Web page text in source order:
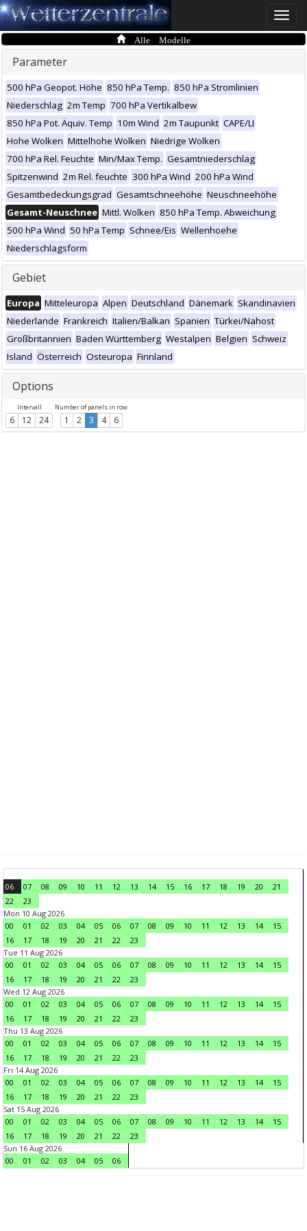
Toggle
Alle Modelle
Parameter
500 hPa Geopot. Höhe 850 hPa Temp. 850 hPa Stromlinien
Niederschlag 2m Temp 700 hPa Vertikalbew
850 hPa Pot. Äquiv. Temp 10m Wind 2m Taupunkt CAPE/LI
Hohe Wolken Mittelhohe Wolken Niedrige Wolken
700 hPa Rel. Feuchte Min/Max Temp. Gesamtniederschlag
Spitzenwind 2m Rel. feuchte 300 hPa Wind 200 hPa Wind
Gesamtbedeckungsgrad Gesamtschneehöhe Neuschneehöhe
Gesamt-Neuschnee Mittl. Wolken 850 hPa Temp. Abweichung
500 hPa Wind 50 hPa Temp Schnee/Eis Wellenhoehe
Niederschlagsform
Gebiet
Europa Mitteleuropa Alpen Deutschland Dänemark Skandinavien
Niederlande Frankreich Italien/Balkan Spanien Türkei/Nahost
Großbritannien Baden Württemberg Westalpen Belgien Schweiz
Island Österreich Osteuropa Finnland
Options
Intervall
6 12 24
Number of panels in row
1 2 3 4 6
06 07 08 09 10 11 12 13 14 15 16 17 18 19 20
21
22
23
Mon 10 Aug 2026
00
01 02 03 04 05 06 07 08 09 10 11 12 13 14
15
16
17 18 19 20 21 22
23
Tue 11 Aug 2026
00
01 02 03 04 05 06 07 08 09 10 11 12 13 14
15
16
17 18 19 20 21 22
23
Wed 12 Aug 2026
00
01 02 03 04 05 06 07 08 09 10 11 12 13 14
15
16
17 18 19 20 21 22
23
Thu 13 Aug 2026
00
01 02 03 04 05 06 07 08 09 10 11 12 13 14
15
16
17 18 19 20 21 22
23
Fri 14 Aug 2026
00
01 02 03 04 05 06 07 08 09 10 11 12 13 14
15
16
17 18 19 20 21 22
23
Sat 15 Aug 2026
00
01 02 03 04 05 06 07 08 09 10 11 12 13 14
15
16
17 18 19 20 21 22
23
Sun 16 Aug 2026
00
01 02 03 04 05 06